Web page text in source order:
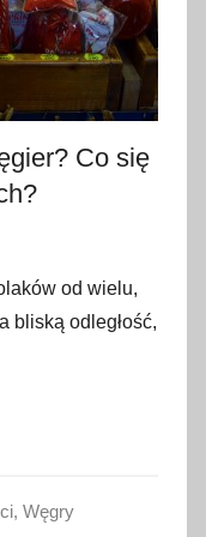
Co się
od wielu,
bliską odległość,
, Węgry